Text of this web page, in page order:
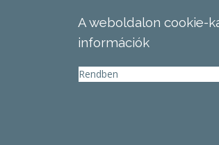
A weboldalon cookie-
információk
Rendben